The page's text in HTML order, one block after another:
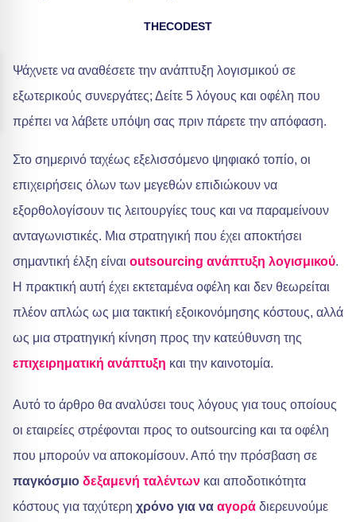
THECODEST
Ψάχνετε να αναθέσετε την ανάπτυξη λογισμικού σε
εξωτερικούς συνεργάτες; Δείτε 5 λόγους και οφέλη που
πρέπει να λάβετε υπόψη σας πριν πάρετε την απόφαση.
Στο σημερινό ταχέως εξελισσόμενο ψηφιακό τοπίο, οι
επιχειρήσεις όλων των μεγεθών επιδιώκουν να
εξορθολογίσουν τις λειτουργίες τους και να παραμείνουν
ανταγωνιστικές. Μια στρατηγική που έχει αποκτήσει
σημαντική έλξη είναι outsourcing ανάπτυξη λογισμικού.
Η πρακτική αυτή έχει εκτεταμένα οφέλη και δεν θεωρείται
πλέον απλώς ως μια τακτική εξοικονόμησης κόστους, αλλά
ως μια στρατηγική κίνηση προς την κατεύθυνση της
επιχειρηματική ανάπτυξη και την καινοτομία.
Αυτό το άρθρο θα αναλύσει τους λόγους για τους οποίους
οι εταιρείες στρέφονται προς το outsourcing και τα οφέλη
που μπορούν να αποκομίσουν. Από την πρόσβαση σε
παγκόσμιο δεξαμενή ταλέντων και αποδοτικότητα
κόστους για ταχύτερη χρόνο για να αγορά διερευνούμε